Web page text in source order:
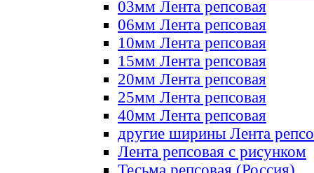
03мм Лента репсовая
06мм Лента репсовая
10мм Лента репсовая
15мм Лента репсовая
20мм Лента репсовая
25мм Лента репсовая
40мм Лента репсовая
другие ширины Лента
Лента репсовая с рисунком